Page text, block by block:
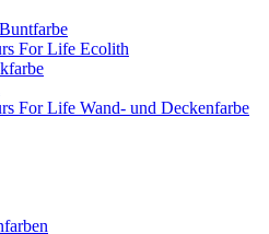
For Life Ecolith
For Life Wand- und Deckenfarbe